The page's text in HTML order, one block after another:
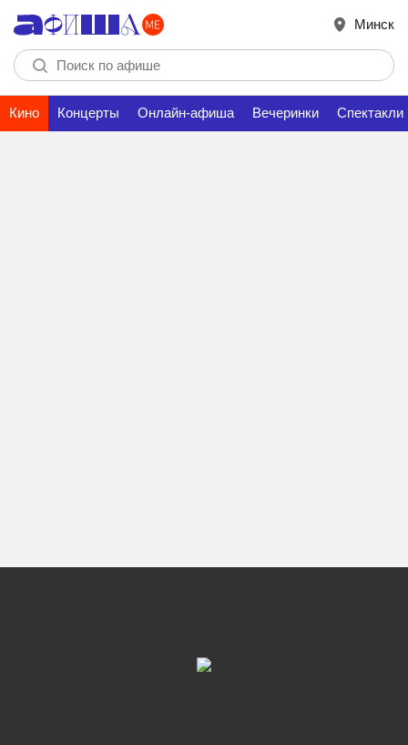
Минск
Кино Концерты Онлайн-афиша Вечеринки Спектакли